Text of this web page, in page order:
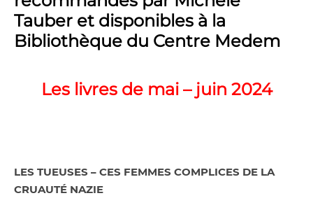
Tauber et disponibles à la
Bibliothèque du Centre Medem
Les livres de mai – juin 2024
LES TUEUSES – CES FEMMES COMPLICES DE LA
CRUAUTÉ NAZIE